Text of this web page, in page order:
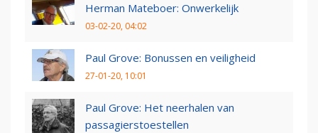
Herman Mateboer: Onwerkelijk
03-02-20, 04:02
Paul Grove: Bonussen en veiligheid
27-01-20, 10:01
Paul Grove: Het neerhalen van
passagierstoestellen